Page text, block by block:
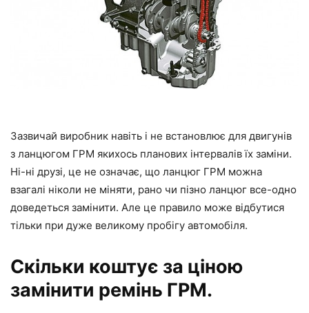
Зазвичай виробник навіть і не встановлює для двигунів
з ланцюгом ГРМ якихось планових інтервалів їх заміни.
Ні-ні друзі, це не означає, що ланцюг ГРМ можна
взагалі ніколи не міняти, рано чи пізно ланцюг все-одно
доведеться замінити. Але це правило може відбутися
тільки при дуже великому пробігу автомобіля.
Скільки коштує за ціною
замінити ремінь ГРМ.